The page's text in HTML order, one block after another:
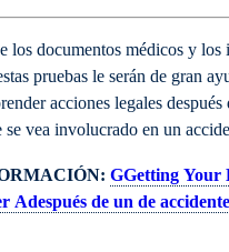
los documentos médicos y los
pruebas le serán de gran
acciones legales
se vea involucrado en un
GGetting Your
Adespués de un de accidente